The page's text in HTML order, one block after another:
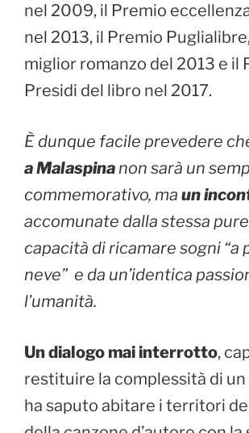
nel 2009, il Premio
nel 2013, il Premio
miglior romanzo del 2013 e il
Presidi del libro nel 2017.
È dunque facile prevedere
a Malaspina non sarà un
commemorativo, ma un
accomunate dalla stessa
capacità di ricamare sogni “a
neve” e da un’identica
l’umanità.
Un dialogo mai interrotto,
restituire la complessità di
ha saputo abitare i territori